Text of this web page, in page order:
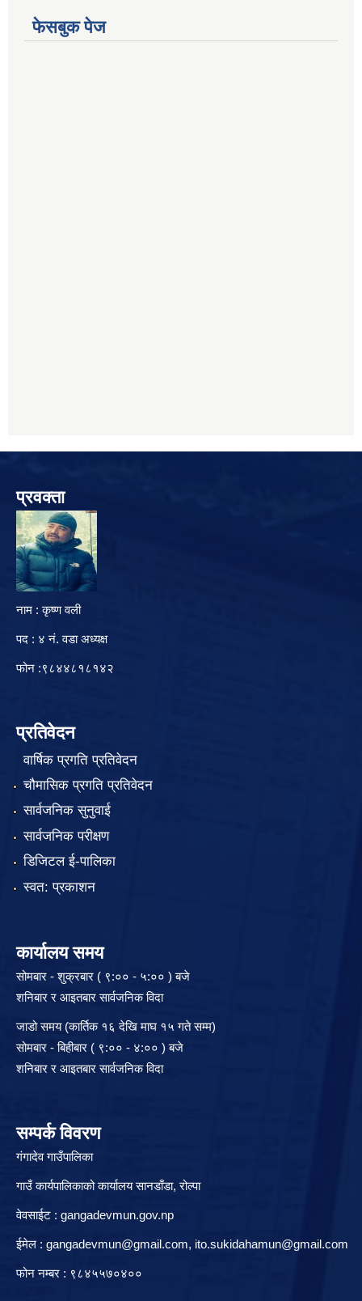
फेसबुक पेज
प्रवक्ता
नाम : कृष्ण वली
पद : ४ नं. वडा अध्यक्ष
फोन :९८४४८१८१४२
प्रतिवेदन
वार्षिक प्रगति प्रतिवेदन
चौमासिक प्रगति प्रतिवेदन
सार्वजनिक सुनुवाई
सार्वजनिक परीक्षण
डिजिटल ई-पालिका
स्वत: प्रकाशन
कार्यालय समय
सोमबार - शुक्रबार ( ९:०० - ५:०० ) बजे
शनिबार र आइतबार सार्वजनिक विदा
जाडो समय (कार्तिक १६ देखि माघ १५ गते सम्म)
सोमबार - बिहीबार ( ९:०० - ४:०० ) बजे
शनिबार र आइतबार सार्वजनिक विदा
सम्पर्क विवरण
गंगादेव गाउँपालिका
गाउँ कार्यपालिकाको कार्यालय सानडाँडा, रो‍‍ल्पा
वेवसाईट : gangadevmun.gov.np
ईमेल : gangadevmun@gmail.com, ito.sukidahamun@gmail.com
फोन नम्बर : ९८४५५७०४००